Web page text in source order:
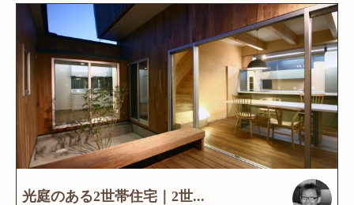
光庭のある2世帯住宅｜2世...